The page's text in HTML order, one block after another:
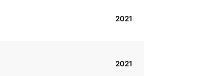
2021
2021